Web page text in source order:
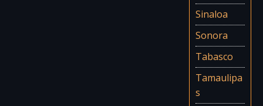
Sinaloa
Sonora
Tabasco
Tamaulipa
s